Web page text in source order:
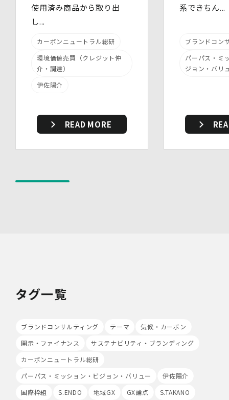
(2)人的安全管理措置
員に定期的な研修を実施しています。
則に規定しています。
(3)物理的安全管理措置
・個人データを取扱う区域において、従業員の入退室管理
い者による個人データの閲覧を防止する措置を講じていま
又は紛失等を防止するための措置を講じています。
・事務所内外の移動を含め、個人情報を取り扱う機器、電
しないよう措置を実施いたします。
データベース等の範囲を限定しています。
め、第三者の運営するツールから当社サイトを訪れる前に
クリックされている広告の情報(クリック日や広告掲載サ
場合があります。
は、当社サービス等のご利用ができない場合があります。
三者配信事業者が提供するサービスを利用することがあり
ます。
8.Google Analyticsの利用
使用済み商品から取り出
し...
カーボンニュートラル総研
環境価値売買（クレジット仲
介・調達）
伊佐陽介
READ MORE
系できちん...
ブランドコン
パーパス・ミ
ジョン・バリ
タグ一覧
ブランドコンサルティング テーマ
気候・カーボン
開示・ファイナンス
サステナビリティ・ブランディング
カーボンニュートラル総研
パーパス・ミッション・ビジョン・バリュー
伊佐陽介
国際枠組
S.ENDO 地域GX GX論点
S.TAKANO